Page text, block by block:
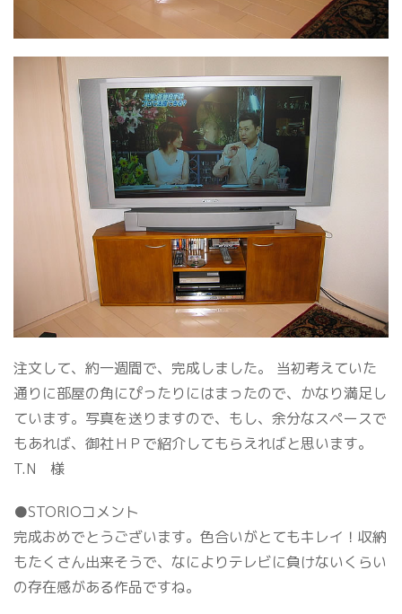
注文して、約一週間で、完成しました。 当初考えていた
通りに部屋の角にぴったりにはまったので、かなり満足し
ています。写真を送りますので、もし、余分なスペースで
もあれば、御社ＨＰで紹介してもらえればと思います。
T.N 様
●STORIOコメント
完成おめでとうございます。色合いがとてもキレイ！収納
もたくさん出来そうで、なによりテレビに負けないくらい
の存在感がある作品ですね。